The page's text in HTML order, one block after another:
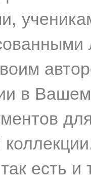
в
так есть и